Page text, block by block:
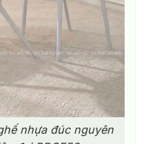
nhựa đúc nguyên